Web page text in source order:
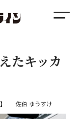
メ
ー
たキッカ
佐伯 ゆうすけ